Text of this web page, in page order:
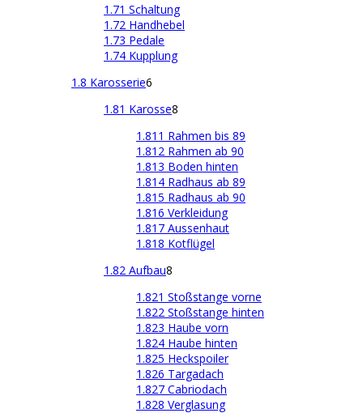
1.71 Schaltung
1.72 Handhebel
1.73 Pedale
1.74 Kupplung
1.8 Karosserie6
1.81 Karosse8
1.811 Rahmen bis 89
1.812 Rahmen ab 90
1.813 Boden hinten
1.814 Radhaus ab 89
1.815 Radhaus ab 90
1.816 Verkleidung
1.817 Aussenhaut
1.818 Kotflügel
1.82 Aufbau8
1.821 Stoßstange vorne
1.822 Stoßstange hinten
1.823 Haube vorn
1.824 Haube hinten
1.825 Heckspoiler
1.826 Targadach
1.827 Cabriodach
1.828 Verglasung